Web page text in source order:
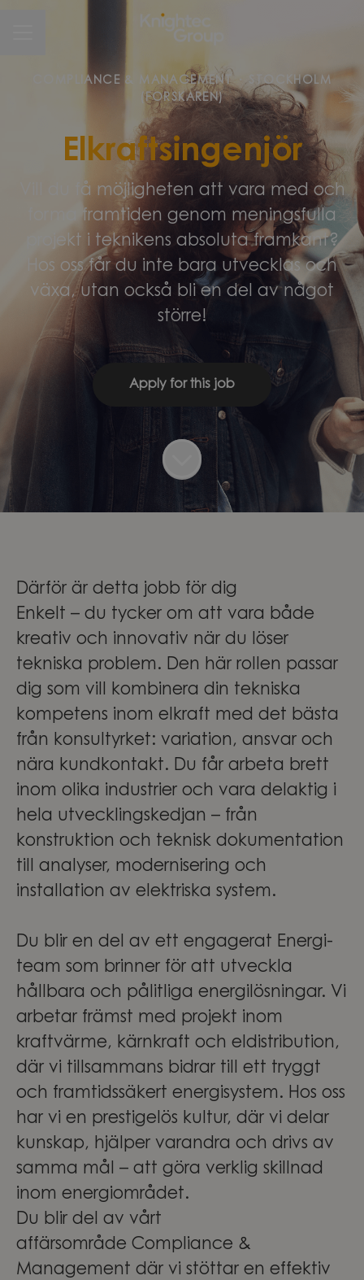
COMPLIANCE & MANAGEMENT ·
STOCKHOLM
(FORSKAREN)
Elkraftsingenjör
Vill du få möjligheten att vara med och
forma framtiden genom meningsfulla
projekt i teknikens absoluta framkant?
Hos oss får du inte bara utvecklas och
växa, utan också bli en del av något
större!
Apply for this job
Därför är detta jobb för dig
Enkelt – du tycker om att vara både
kreativ och innovativ när du löser
tekniska problem. Den här rollen passar
dig som vill kombinera din tekniska
kompetens inom elkraft med det bästa
från konsultyrket: variation, ansvar och
nära kundkontakt. Du får arbeta brett
inom olika industrier och vara delaktig i
hela utvecklingskedjan – från
konstruktion och teknisk dokumentation
till analyser, modernisering och
installation av elektriska system.
Du blir en del av ett engagerat Energi-
team som brinner för att utveckla
hållbara och pålitliga energilösningar. Vi
arbetar främst med projekt inom
kraftvärme, kärnkraft och eldistribution,
där vi tillsammans bidrar till ett tryggt
och framtidssäkert energisystem. Hos oss
har vi en prestigelös kultur, där vi delar
kunskap, hjälper varandra och drivs av
samma mål – att göra verklig skillnad
inom energiområdet.
Du blir del av vårt
affärsområde Compliance &
Management där vi stöttar en effektiv